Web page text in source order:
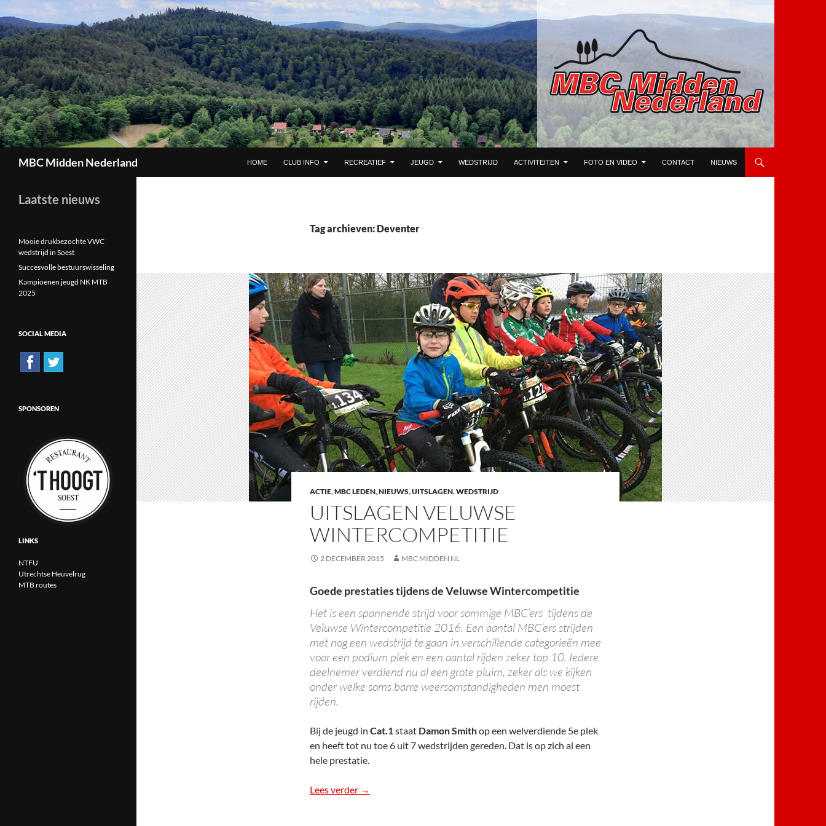
MBC Midden Nederland HOME CLUB INFO RECREATIEF JEUGD WEDSTRIJD ACTIVITEITEN FOTO EN VIDEO CONTACT NIEUWS
Tag archieven: Deventer
ACTIE,MBC LEDEN,NIEUWS,UITSLAGEN,WEDSTRIJD
UITSLAGEN VELUWSE
WINTERCOMPETITIE
2 DECEMBER 2015 MBC MIDDEN NL
Goede prestaties tijdens de Veluwse Wintercompetitie
Het is een spannende strijd voor sommige MBC’ers tijdens de
Veluwse Wintercompetitie 2016. Een aantal MBC’ers strijden
met nog een wedstrijd te gaan in verschillende categorieën mee
voor een podium plek en een aantal rijden zeker top 10. Iedere
deelnemer verdiend nu al een grote pluim, zeker als we kijken
onder welke soms barre weersomstandigheden men moest
rijden.
Bij de jeugd in Cat.1staat Damon Smithop een welverdiende 5e plek
en heeft tot nu toe 6 uit 7 wedstrijden gereden. Dat is op zich al een
hele prestatie.
Lees verder Uitslagen Veluwse Wintercompetitie
→
Laatste nieuws
Mooie drukbezochte VWC
wedstrijd in Soest
Succesvolle bestuurswisseling
Kampioenen jeugd NK MTB
2025
SOCIAL MEDIA
SPONSOREN
LINKS
NTFU
Utrechtse Heuvelrug
MTB routes